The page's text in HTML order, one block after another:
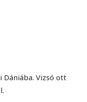
Vizsó ott